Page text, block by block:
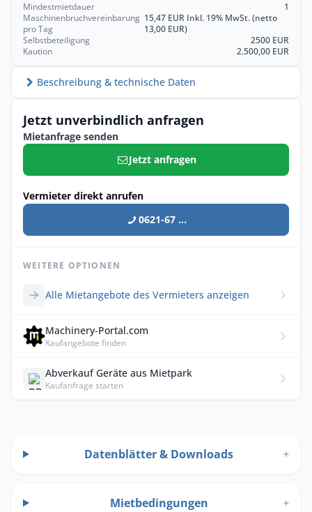
Mindestmietdauer
1
Maschinenbruchvereinbarung
pro Tag
15,47 EUR Inkl. 19% MwSt. (netto
13,00 EUR)
Selbstbeteiligung
2500 EUR
Kaution
2.500,00 EUR
Beschreibung & technische Daten
Jetzt unverbindlich anfragen
Mietanfrage senden
Jetzt anfragen
Vermieter direkt anrufen
0621-67 ...
WEITERE OPTIONEN
Alle Mietangebote des Vermieters anzeigen
Machinery-Portal.com
Kaufangebote finden
Abverkauf Geräte aus Mietpark
Kaufanfrage starten
Datenblätter & Downloads +
Mietbedingungen +